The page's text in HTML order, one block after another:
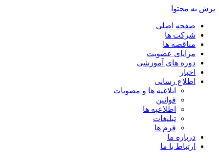
پرش به محتوا
صفحه اصلی
شرکت ها
مناقصه ها
مزایای عضویت
دوره های آموزشی
اخبار
اطلاع رسانی
ابلاغیه ها و مصوبات
قوانین
اطلاعیه ها
تبلیغات
فرم ها
درباره ما
ارتباط با ما